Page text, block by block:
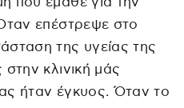
επέστρεψε στο
της υγείας της
κλινική μάς
ήταν έγκυος. Όταν το